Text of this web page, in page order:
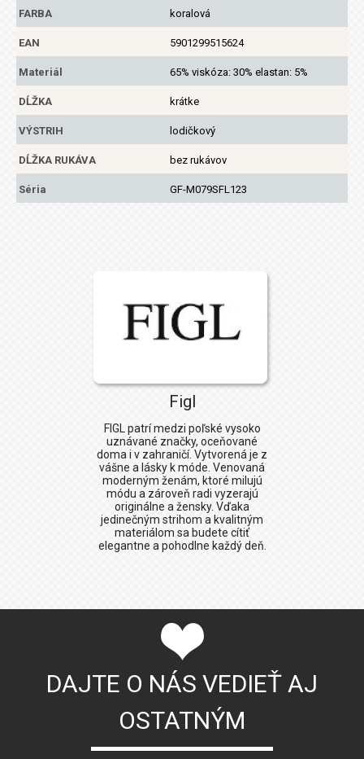
FARBA koralová
EAN 5901299515624
Materiál 65% viskóza: 30% elastan: 5%
DĹŽKA krátke
VÝSTRIH lodičkový
DĹŽKA RUKÁVA bez rukávov
Séria GF-M079SFL123
Figl
FIGL patrí medzi poľské vysoko
uznávané značky, oceňované
doma i v zahraničí. Vytvorená je z
vášne a lásky k móde. Venovaná
moderným ženám, ktoré milujú
módu a zároveň radi vyzerajú
originálne a žensky. Vďaka
jedinečným strihom a kvalitným
materiálom sa budete cítiť
elegantne a pohodlne každý deň.
DAJTE O NÁS VEDIEŤ AJ
OSTATNÝM